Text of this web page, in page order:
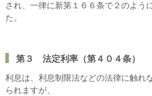
され、一律に新第１６６条で２のよう
た。
第３ 法定利率（第４０４条）
利息は、利息制限法などの法律に触れ
られますが、